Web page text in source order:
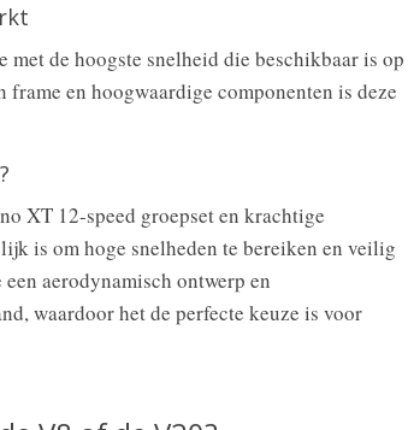
de hoogste snelheid die beschikbaar is op
en hoogwaardige componenten is deze
XT 12-speed groepset en krachtige
is om hoge snelheden te bereiken en veilig
aerodynamisch ontwerp en
waardoor het de perfecte keuze is voor